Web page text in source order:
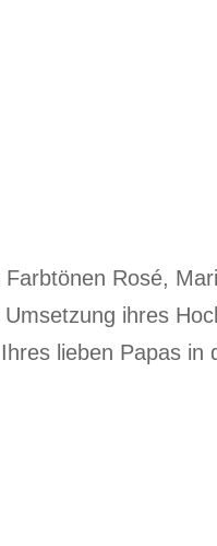
Rosé,
ihres
lieben Papas in